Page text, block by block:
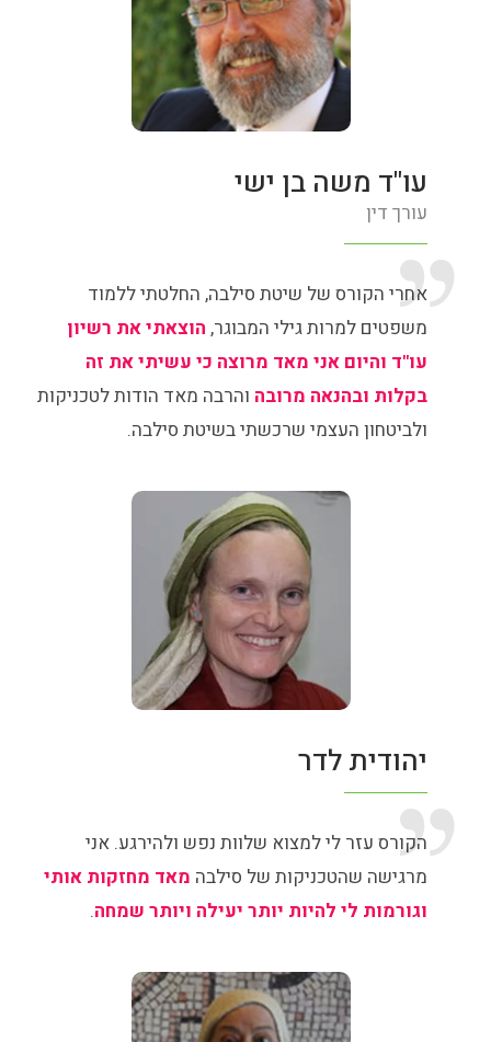
עו"ד משה בן ישי
עורך דין
אחרי הקורס של שיטת סילבה, החלטתי ללמוד
משפטים למרות גילי המבוגר, הוצאתי את רשיון
עו"ד והיום אני מאד מרוצה כי עשיתי את זה
בקלות ובהנאה מרובה והרבה מאד הודות לטכניקות
ולביטחון העצמי שרכשתי בשיטת סילבה.
יהודית לדר
הקורס עזר לי למצוא שלוות נפש ולהירגע. אני
מרגישה שהטכניקות של סילבה מאד מחזקות אותי
וגורמות לי להיות יותר יעילה ויותר שמחה.